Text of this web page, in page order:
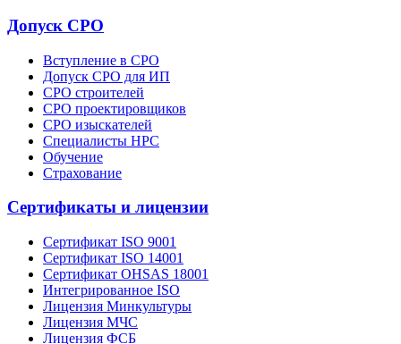
Допуск СРО
Вступление в СРО
Допуск СРО для ИП
СРО строителей
СРО проектировщиков
СРО изыскателей
Специалисты НРС
Обучение
Страхование
Сертификаты и лицензии
Сертификат ISO 9001
Сертификат ISO 14001
Сертификат OHSAS 18001
Интегрированное ISO
Лицензия Минкультуры
Лицензия МЧС
Лицензия ФСБ